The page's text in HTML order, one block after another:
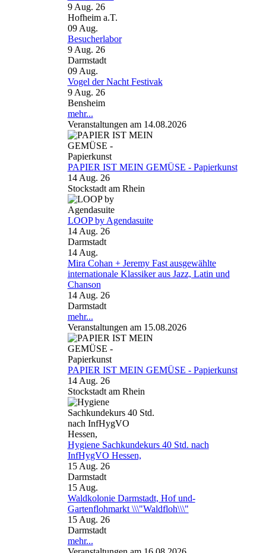
9 Aug. 26
Hofheim a.T.
09 Aug.
Besucherlabor
9 Aug. 26
Darmstadt
09 Aug.
Vogel der Nacht Festivak
9 Aug. 26
Bensheim
mehr...
Veranstaltungen am 14.08.2026
PAPIER IST MEIN GEMÜSE - Papierkunst
14 Aug. 26
Stockstadt am Rhein
LOOP by Agendasuite
14 Aug. 26
Darmstadt
14 Aug.
Mira Cohan + Jeremy Fast ausgewählte
internationale Klassiker aus Jazz, Latin und
Chanson
14 Aug. 26
Darmstadt
mehr...
Veranstaltungen am 15.08.2026
PAPIER IST MEIN GEMÜSE - Papierkunst
14 Aug. 26
Stockstadt am Rhein
Hygiene Sachkundekurs 40 Std. nach
InfHygVO Hessen,
15 Aug. 26
Darmstadt
15 Aug.
Waldkolonie Darmstadt, Hof und-
Gartenflohmarkt \\\"Waldfloh\\\"
15 Aug. 26
Darmstadt
mehr...